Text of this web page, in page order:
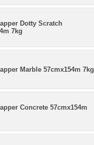
Dotty Scratch
7kg
Marble 57cmx154m 7kg
Concrete 57cmx154m